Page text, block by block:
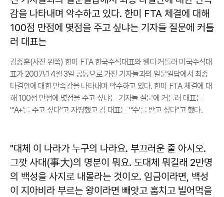
김종훈(사진 왼쪽) 한미 FTA 한국수석대표와 웬디 커틀러 미국수석대
표가 2007년 4월 3일 공동으로 가진 기자들과의 일문일답에서 최종
타결안에 대한 만족감을 나타내며 악수하고 있다. 한미 FTA 체결에 대
해 100점 만점에 몇점을 주고 싶냐는 기자들 질문에 커틀러 대표는
"'A+'를 주고 싶다"고 자평했고 김 대표는 "'수'를 받고 싶다"고 했다.
"대체 이 나라가 누구의 나라요. 부끄러운 줄 아시오.
그깟 사대(事大)의 명분이 뭐요. 도대체 뭐길래 2만명
의 백성을 사지로 내몰라는 것이오. 임금이라면, 백성
이 지아비라 부르는 왕이라면 빼앗고 훔치고 빌어먹을